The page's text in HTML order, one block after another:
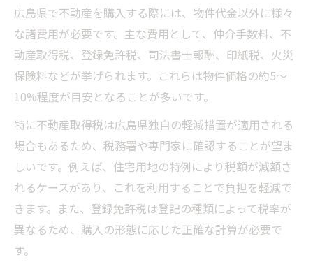
自然災害リスクから選ぶ土地選定のコツ
不動産売買時に確認すべき自然災害リスク
とは
ハザードマップ活用で安全な土地選定を実
現
過去の災害事例から学ぶ土地選びの注意点
土砂災害リスク低減と不動産売買の心得
不動産売買で避けたい災害リスク高地域
取得税軽減措置も含めた資金計画術
不動産売買における資金計画の基本と流れ
広島県不動産取得税の軽減措置を活用する
広島県で不動産を購入する際には、物件代金以外に様々
な諸費用が必要です。主な費用として、仲介手数料、不
動産取得税、登録免許税、司法書士報酬、印紙税、火災
保険料などが挙げられます。これらは物件価格の約5〜
10%程度が目安となることが多いです。
特に不動産取得税は広島県独自の軽減措置が適用される
場合もあるため、税務署や専門家に確認することが望ま
しいです。例えば、住宅用地の特例により税額が減額さ
れるケースがあり、これを利用することで負担を軽減で
きます。また、登録免許税は登記の種類によって税率が
異なるため、購入の形態に応じた正確な計算が必要で
す。